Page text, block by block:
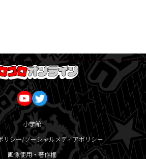
小学館
リシー/ソーシャルメディアポリシー
画像使用・著作権